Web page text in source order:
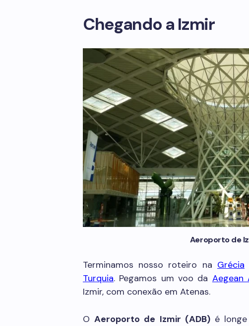
Chegando a Izmir
Aeroporto de
Terminamos nosso roteiro na Grécia
Turquia. Pegamos um voo da Aegean
Izmir, com conexão em Atenas.
OAeroporto de Izmir (ADB)é longe